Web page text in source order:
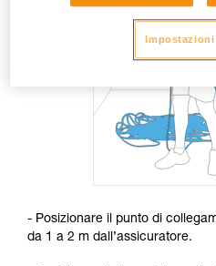
- Posizionare il punto di
da 1 a 2 m dall’assicuratore.